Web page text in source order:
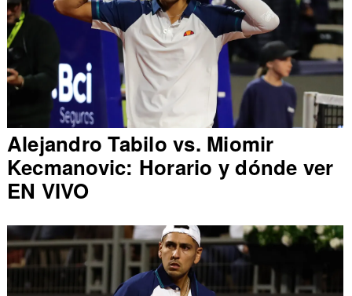
Alejandro Tabilo vs. Miomir
Kecmanovic: Horario y dónde ver
EN VIVO